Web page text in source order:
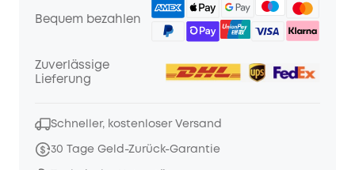
Bequem bezahlen
Zuverlässige
Lieferung
Schneller, kostenloser Versand
30 Tage Geld-Zurück-Garantie